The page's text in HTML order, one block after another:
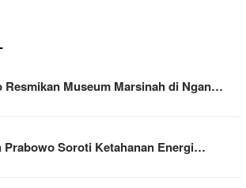
Resmikan Museum Marsinah di Ngan…
Prabowo Soroti Ketahanan Energi…